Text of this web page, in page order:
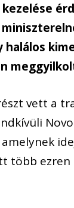
halálos
vett a
több